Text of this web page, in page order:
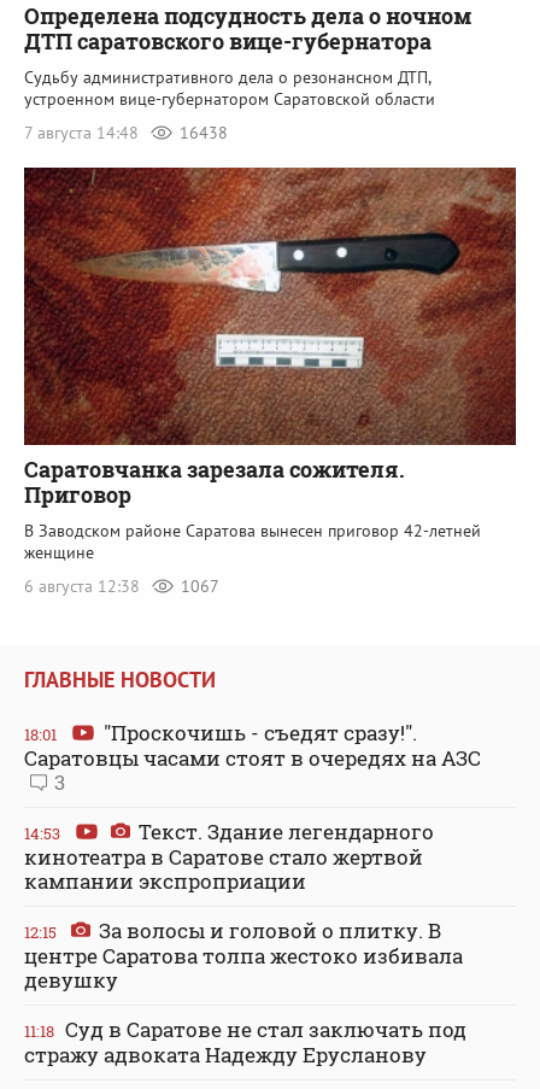
Определена подсудность дела о ночном
ДТП саратовского вице-губернатора
Судьбу административного дела о резонансном ДТП,
устроенном вице-губернатором Саратовской области
7 августа 14:48
16438
Саратовчанка зарезала сожителя.
Приговор
В Заводском районе Саратова вынесен приговор 42-летней
женщине
6 августа 12:38
1067
ГЛАВНЫЕ НОВОСТИ
18:01
"Проскочишь - съедят сразу!".
Саратовцы часами стоят в очередях на АЗС
3
14:53
Текст. Здание легендарного
кинотеатра в Саратове стало жертвой
кампании экспроприации
12:15
За волосы и головой о плитку. В
центре Саратова толпа жестоко избивала
девушку
11:18 Суд в Саратове не стал заключать под
стражу адвоката Надежду Ерусланову